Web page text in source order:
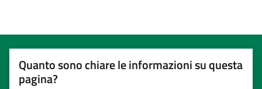
Quanto sono chiare le informazioni su questa
pagina?